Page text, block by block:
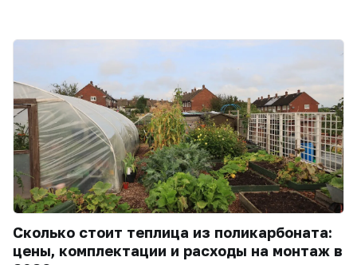
Сколько стоит теплица из поликарбоната:
цены, комплектации и расходы на монтаж в